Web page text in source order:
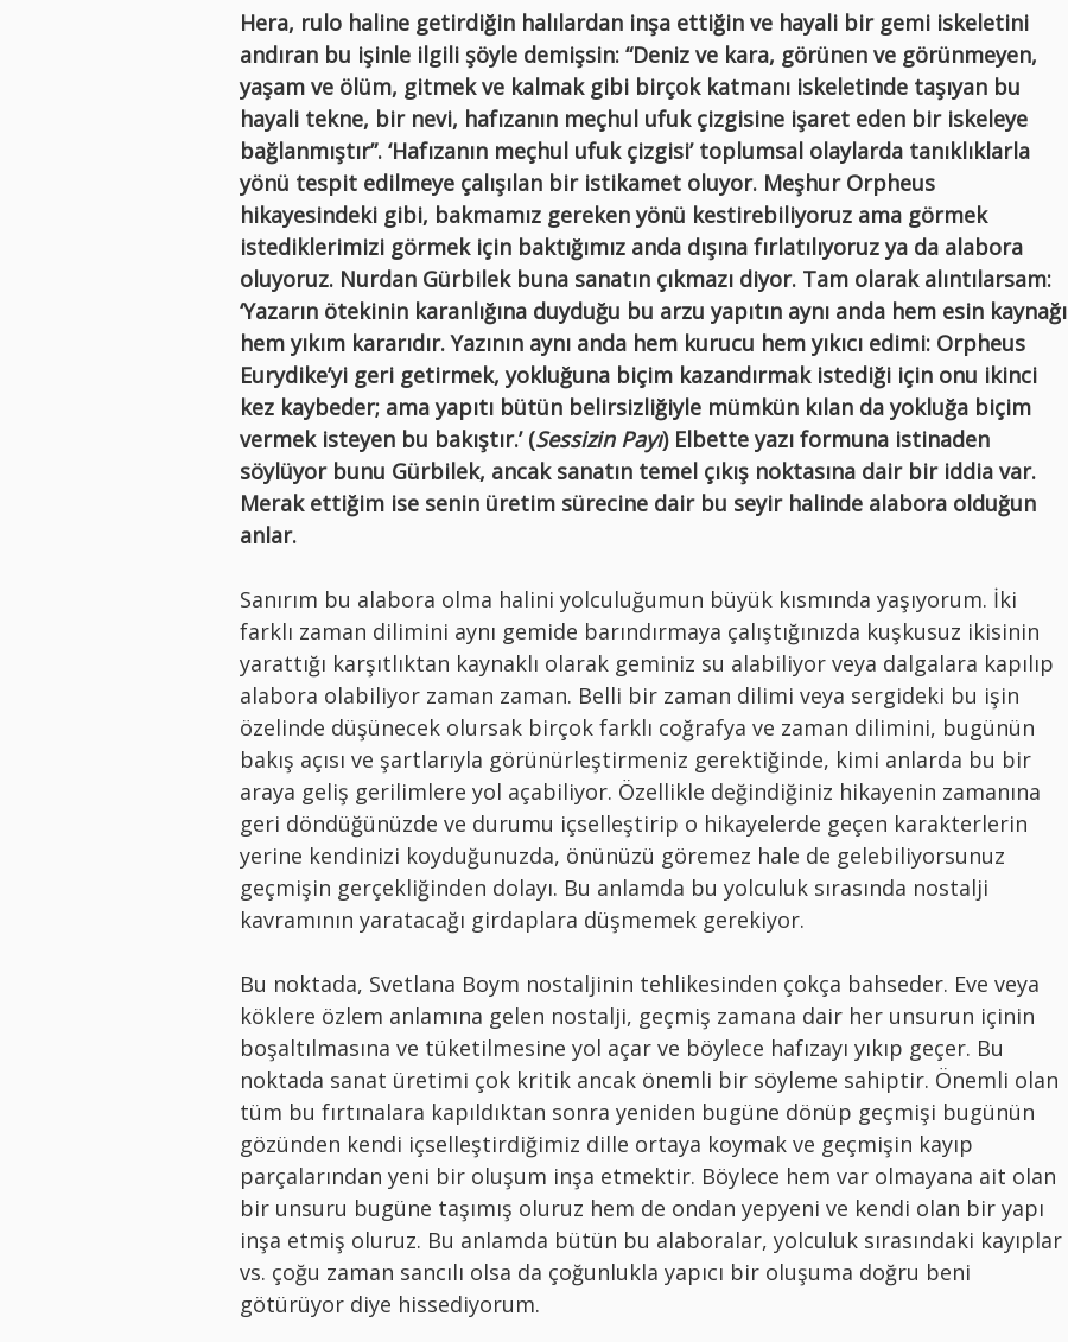
Hera, rulo haline getirdiğin halılardan inşa ettiğin ve hayali bir gemi iskeletini
andıran bu işinle ilgili şöyle demişsin: “Deniz ve kara, görünen ve görünmeyen,
yaşam ve ölüm, gitmek ve kalmak gibi birçok katmanı iskeletinde taşıyan bu
hayali tekne, bir nevi, hafızanın meçhul ufuk çizgisine işaret eden bir iskeleye
bağlanmıştır”. ‘Hafızanın meçhul ufuk çizgisi’ toplumsal olaylarda tanıklıklarla
yönü tespit edilmeye çalışılan bir istikamet oluyor. Meşhur Orpheus
hikayesindeki gibi, bakmamız gereken yönü kestirebiliyoruz ama görmek
istediklerimizi görmek için baktığımız anda dışına fırlatılıyoruz ya da alabora
oluyoruz. Nurdan Gürbilek buna sanatın çıkmazı diyor. Tam olarak alıntılarsam:
‘Yazarın ötekinin karanlığına duyduğu bu arzu yapıtın aynı anda hem esin kaynağı
hem yıkım kararıdır. Yazının aynı anda hem kurucu hem yıkıcı edimi: Orpheus
Eurydike’yi geri getirmek, yokluğuna biçim kazandırmak istediği için onu ikinci
kez kaybeder; ama yapıtı bütün belirsizliğiyle mümkün kılan da yokluğa biçim
vermek isteyen bu bakıştır.’ (Sessizin Payı) Elbette yazı formuna istinaden
söylüyor bunu Gürbilek, ancak sanatın temel çıkış noktasına dair bir iddia var.
Merak ettiğim ise senin üretim sürecine dair bu seyir halinde alabora olduğun
anlar.
Sanırım bu alabora olma halini yolculuğumun büyük kısmında yaşıyorum. İki
farklı zaman dilimini aynı gemide barındırmaya çalıştığınızda kuşkusuz ikisinin
yarattığı karşıtlıktan kaynaklı olarak geminiz su alabiliyor veya dalgalara kapılıp
alabora olabiliyor zaman zaman. Belli bir zaman dilimi veya sergideki bu işin
özelinde düşünecek olursak birçok farklı coğrafya ve zaman dilimini, bugünün
bakış açısı ve şartlarıyla görünürleştirmeniz gerektiğinde, kimi anlarda bu bir
araya geliş gerilimlere yol açabiliyor. Özellikle değindiğiniz hikayenin zamanına
geri döndüğünüzde ve durumu içselleştirip o hikayelerde geçen karakterlerin
yerine kendinizi koyduğunuzda, önünüzü göremez hale de gelebiliyorsunuz
geçmişin gerçekliğinden dolayı. Bu anlamda bu yolculuk sırasında nostalji
kavramının yaratacağı girdaplara düşmemek gerekiyor.
Bu noktada, Svetlana Boym nostaljinin tehlikesinden çokça bahseder. Eve veya
köklere özlem anlamına gelen nostalji, geçmiş zamana dair her unsurun içinin
boşaltılmasına ve tüketilmesine yol açar ve böylece hafızayı yıkıp geçer. Bu
noktada sanat üretimi çok kritik ancak önemli bir söyleme sahiptir. Önemli olan
tüm bu fırtınalara kapıldıktan sonra yeniden bugüne dönüp geçmişi bugünün
gözünden kendi içselleştirdiğimiz dille ortaya koymak ve geçmişin kayıp
parçalarından yeni bir oluşum inşa etmektir. Böylece hem var olmayana ait olan
bir unsuru bugüne taşımış oluruz hem de ondan yepyeni ve kendi olan bir yapı
inşa etmiş oluruz. Bu anlamda bütün bu alaboralar, yolculuk sırasındaki kayıplar
vs. çoğu zaman sancılı olsa da çoğunlukla yapıcı bir oluşuma doğru beni
götürüyor diye hissediyorum.